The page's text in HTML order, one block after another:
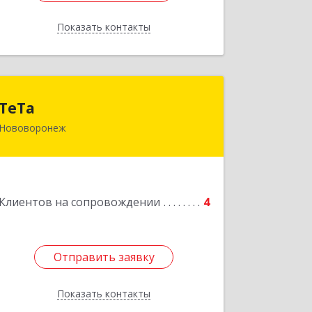
Показать контакты
Назад
ТеТа
Нововоронеж
Клиентов на сопровождении 4
Отправить заявку
Показать контакты
396 073, Нововоронеж г, а/я, дом № 30
Отправить заявку
Назад